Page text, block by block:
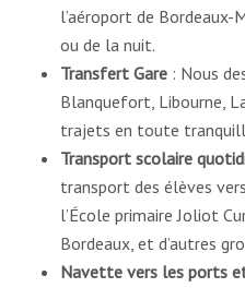
l’aéroport de Bordeaux-
ou de la nuit.
Transfert Gare : Nous
Blanquefort, Libourne,
trajets en toute
Transport scolaire
transport des élèves
l’École primaire Joliot
Bordeaux, et d’autres
Navette vers les ports